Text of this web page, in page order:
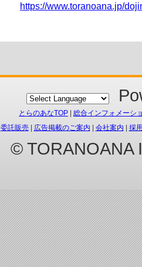
https://www.toranoana.jp/
とらのあなTOP
総合インフォメーシ
委託販売| 広告掲載のご案内 会社案内 採
© TORANOANA